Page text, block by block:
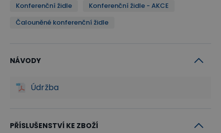
Konferenční židle
Konferenční židle - AKCE
Čalouněné konferenční židle
NÁVODY
Údržba
PŘÍSLUŠENSTVÍ KE ZBOŽÍ